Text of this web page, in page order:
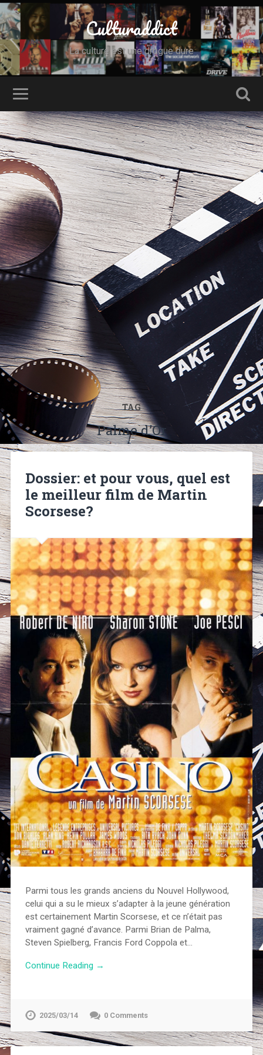
Culturaddict
La culture est une drogue dure
TAG
Palme d’Or
Dossier: et pour vous, quel est
le meilleur film de Martin
Scorsese?
Parmi tous les grands anciens du Nouvel Hollywood,
celui qui a su le mieux s’adapter à la jeune génération
est certainement Martin Scorsese, et ce n’était pas
vraiment gagné d’avance. Parmi Brian de Palma,
Steven Spielberg, Francis Ford Coppola et…
Continue Reading →
2025/03/14 0 Comments